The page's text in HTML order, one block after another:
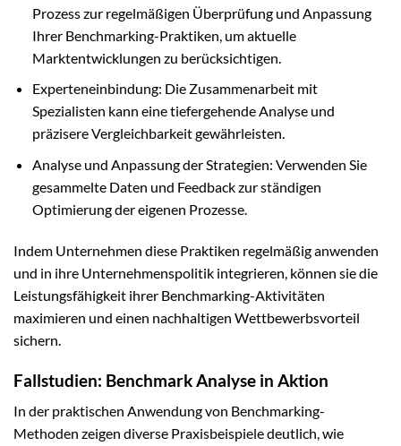
Prozess zur regelmäßigen Überprüfung und Anpassung
Ihrer Benchmarking-Praktiken, um aktuelle
Marktentwicklungen zu berücksichtigen.
Experteneinbindung: Die Zusammenarbeit mit
Spezialisten kann eine tiefergehende Analyse und
präzisere Vergleichbarkeit gewährleisten.
Analyse und Anpassung der Strategien: Verwenden Sie
gesammelte Daten und Feedback zur ständigen
Optimierung der eigenen Prozesse.
Indem Unternehmen diese Praktiken regelmäßig anwenden
und in ihre Unternehmenspolitik integrieren, können sie die
Leistungsfähigkeit ihrer Benchmarking-Aktivitäten
maximieren und einen nachhaltigen Wettbewerbsvorteil
sichern.
Fallstudien: Benchmark Analyse in Aktion
In der praktischen Anwendung von Benchmarking-
Methoden zeigen diverse Praxisbeispiele deutlich, wie